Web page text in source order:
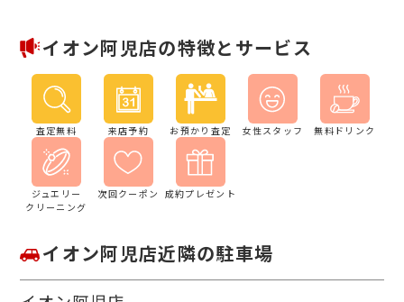
イオン阿児店の特徴とサービス
査定無料 来店予約 お預かり査定 女性スタッフ 無料ドリンク
ジュエリー
クリーニング
次回クーポン 成約プレゼント
イオン阿児店近隣の駐車場